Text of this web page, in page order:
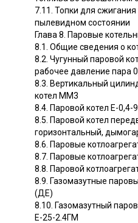
7.11. Топки для
пылевидном состоянии
Глава 8. Паровые
8.1. Общие сведения о
8.2. Чугунный паровой
рабочее давление пара
8.3. Вертикальный
котел ММ3
8.4. Паровой котел Е-
8.5. Паровой котел
горизонтальный,
8.6. Паровые
8.7. Паровые
8.8. Паровой
8.9. Газомазутные
(ДЕ)
8.10. Газомазутный
Е-25-2.4ГМ